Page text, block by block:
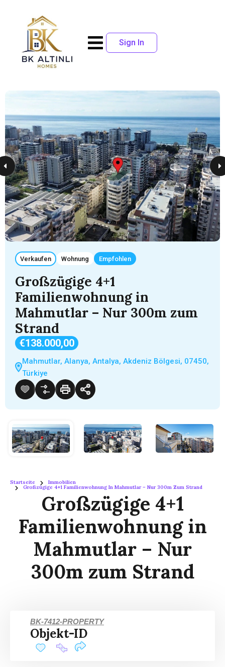
Sign In
Verkaufen Wohnung Empfohlen
Großzügige 4+1
Familienwohnung in
Mahmutlar – Nur 300m zum
Strand
€138.000,00
Mahmutlar, Alanya, Antalya, Akdeniz Bölgesi, 07450,
Türkiye
Startseite Immobilien
Großzügige 4+1 Familienwohnung In Mahmutlar – Nur 300m Zum Strand
Großzügige 4+1
Familienwohnung in
Mahmutlar – Nur
300m zum Strand
Objekt-ID
BK-7412-PROPERTY